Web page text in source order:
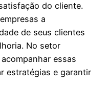
do cliente.
a
de seus clientes
No setor
essas
estratégias e garantir